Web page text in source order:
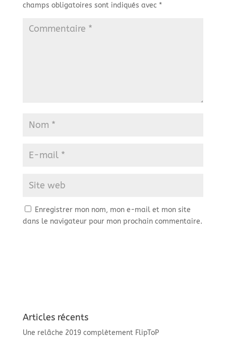
champs obligatoires sont indiqués avec *
Enregistrer mon nom, mon e-mail et mon site
dans le navigateur pour mon prochain commentaire.
Articles récents
Une relâche 2019 complètement FlipToP